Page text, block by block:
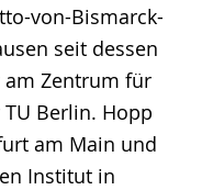
von-Bismarck-
seit dessen
am Zentrum für
Berlin. Hopp
am Main und
Institut in